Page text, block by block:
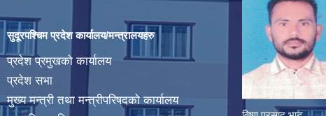
सुदूरपश्चिम प्रदेश कार्यालय/मन्त्रालयहरु
प्रदेश प्रमुखको कार्यालय
प्रदेश सभा
मुख्य मन्त्री तथा मन्त्रीपरिषदको कार्यालय